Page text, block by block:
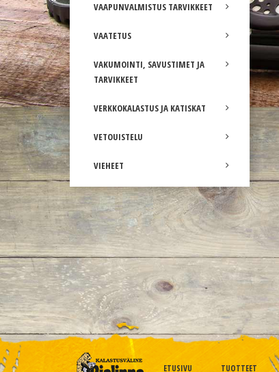
VAAPUNVALMISTUS TARVIKKEET
VAATETUS
VAKUMOINTI, SAVUSTIMET JA
TARVIKKEET
VERKKOKALASTUS JA KATISKAT
VETOUISTELU
VIEHEET
ETUSIVU TUOTTEET